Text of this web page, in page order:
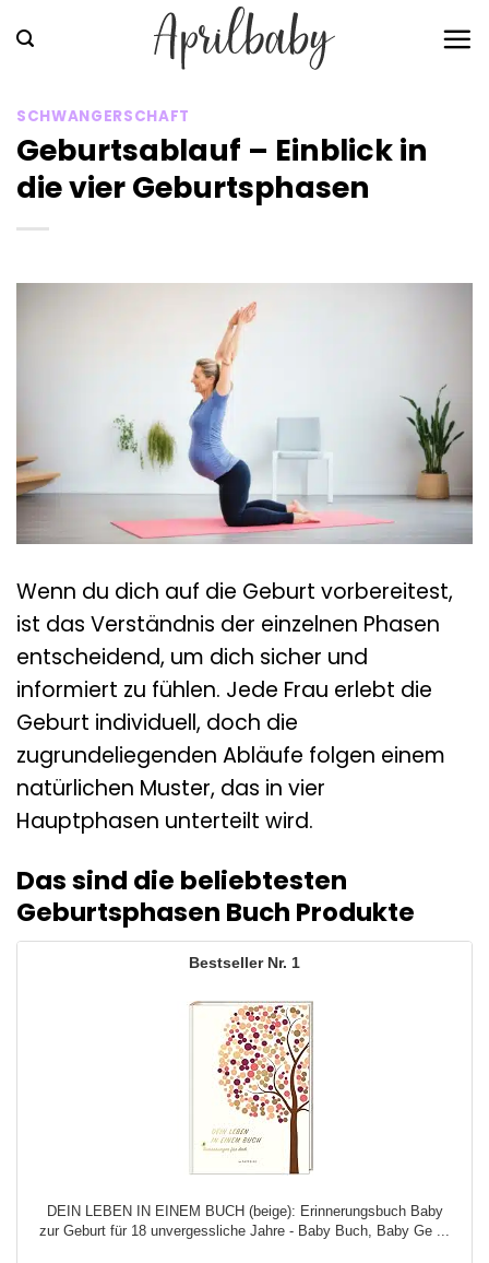
Inhalt
SCHWANGERSCHAFT
Geburtsablauf – Einblick in
die vier Geburtsphasen
Wenn du dich auf die Geburt vorbereitest,
ist das Verständnis der einzelnen Phasen
entscheidend, um dich sicher und
informiert zu fühlen. Jede Frau erlebt die
Geburt individuell, doch die
zugrundeliegenden Abläufe folgen einem
natürlichen Muster, das in vier
Hauptphasen unterteilt wird.
Das sind die beliebtesten
Geburtsphasen Buch Produkte
1
DEIN LEBEN IN EINEM BUCH (beige): Erinnerungsbuch Baby
zur Geburt für 18 unvergessliche Jahre - Baby Buch, Baby Ge ...